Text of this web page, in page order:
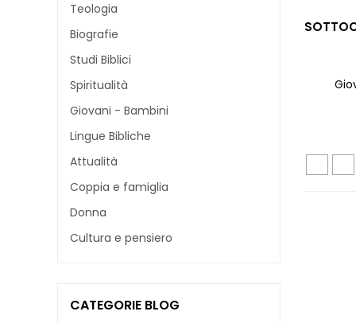
Teologia
Biografie
Studi Biblici
Spiritualità
Giovani - Bambini
Lingue Bibliche
Attualità
Coppia e famiglia
Donna
Cultura e pensiero
CATEGORIE BLOG